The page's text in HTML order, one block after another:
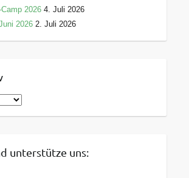
2026 4. Juli 2026
2026 2. Juli 2026
unterstütze uns: